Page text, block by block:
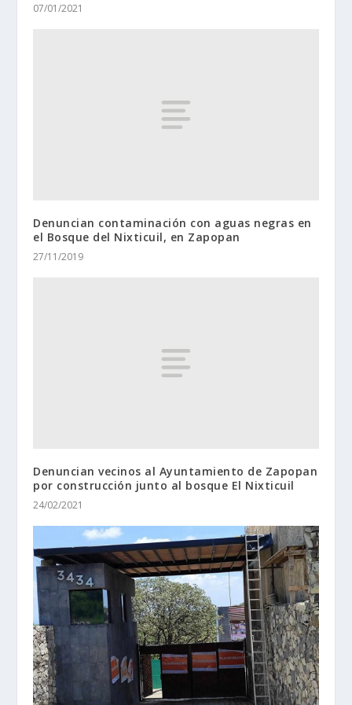
07/01/2021
Denuncian contaminación con aguas negras en
el Bosque del Nixticuil, en Zapopan
27/11/2019
Denuncian vecinos al Ayuntamiento de Zapopan
por construcción junto al bosque El Nixticuil
24/02/2021